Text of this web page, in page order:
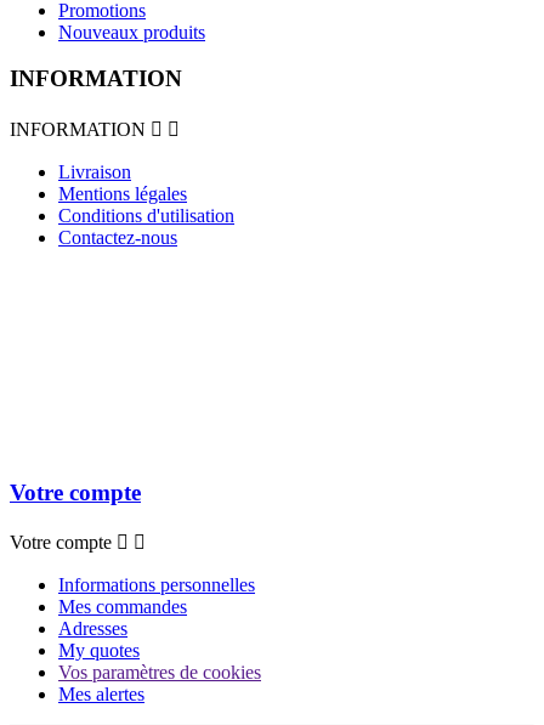
Promotions
Nouveaux produits
INFORMATION
INFORMATION  
Livraison
Mentions légales
Conditions d'utilisation
Contactez-nous
Votre compte
Votre compte  
Informations personnelles
Mes commandes
Adresses
My quotes
Vos paramètres de cookies
Mes alertes